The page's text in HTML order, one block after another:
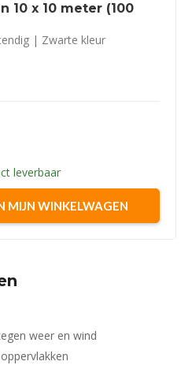
10 x 10 meter (100
| Zwarte kleur
leverbaar
MIJN WINKELWAGEN
weer en wind